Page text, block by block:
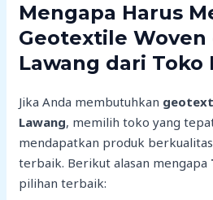
Mengapa Harus
Geotextile Woven
Lawang dari Toko
Jika Anda membutuhkan
Lawang, memilih toko yang
mendapatkan produk
terbaik. Berikut alasan mengapa
pilihan terbaik: